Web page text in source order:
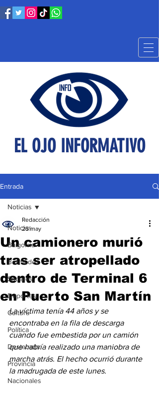
EL OJO INFORMATIVO
Entrada
Noticias
Baigorria
Bermúdez
Sociales
Deportes
Cultura
Política
Destacada
Provincia
Nacionales
Noticias
Un camionero murió
tras ser atropellado
dentro de Terminal 6
en Puerto San Martín
Redacción
25 may
La víctima tenía 44 años y se
encontraba en la fila de descarga
cuando fue embestida por un camión
que habría realizado una maniobra de
marcha atrás. El hecho ocurrió durante
la madrugada de este lunes.